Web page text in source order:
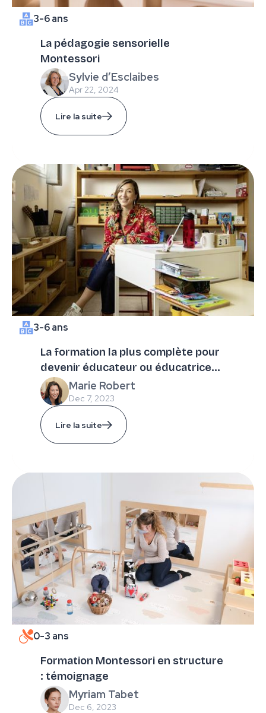
3-6 ans
La pédagogie sensorielle
Montessori
Sylvie d’Esclaibes
Apr 22, 2024
Lire la suite
3-6 ans
La formation la plus complète pour
devenir éducateur ou éducatrice
MontessoriMarie Robert
Dec 7, 2023
Lire la suite
0-3 ans
Formation Montessori en structure
: témoignage
Myriam Tabet
Dec 6, 2023